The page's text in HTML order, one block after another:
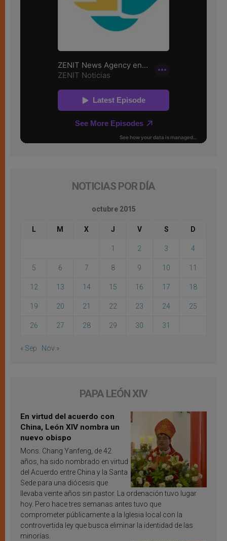
NOTICIAS POR DÍA
octubre 2015
L M X J V S D
1 2 3 4
5 6 7 8 9 10 11
12 13 14 15 16 17 18
19 20 21 22 23 24 25
26 27 28 29 30 31
« Sep Nov »
PAPA LEÓN XIV
En virtud del acuerdo con
China, León XIV nombra un
nuevo obispo
Mons. Chang Yanfeng, de 42
años, ha sido nombrado en virtud
del Acuerdo entre China y la Santa
Sede para una diócesis que
llevaba veinte años sin pastor. La ordenación tuvo lugar
hoy. Pero hace tres semanas antes tuvo que
comprometer públicamente a la Iglesia local con la
controvertida ley que busca eliminar la identidad de las
minorías.